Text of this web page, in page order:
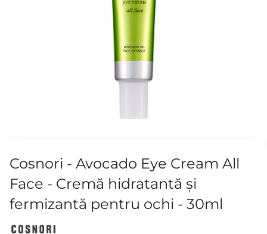
Cosnori - Avocado Eye Cream All
Face - Cremă hidratantă și
fermizantă pentru ochi - 30ml